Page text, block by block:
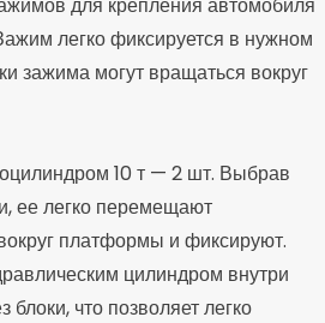
легко фиксируется в нужном
зажима могут вращаться вокруг
10 т — 2 шт. Выбрав
ее легко перемещают
платформы и фиксируют.
цилиндром внутри
блоки, что позволяет легко